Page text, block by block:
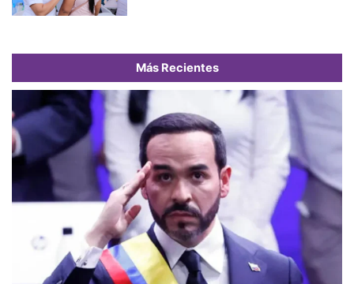
Más Recientes